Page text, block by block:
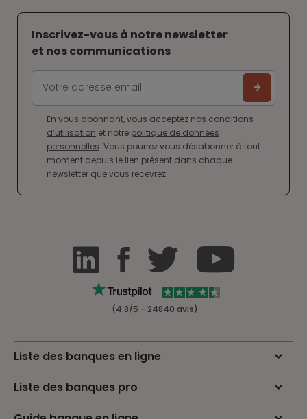
Inscrivez-vous à notre newsletter
et nos communications
En vous abonnant, vous acceptez nos conditions
d’utilisation et notre politique de données
personnelles. Vous pourrez vous désabonner à tout
moment depuis le lien présent dans chaque
newsletter que vous recevrez.
(4.8/5 - 24840 avis)
Liste des banques en ligne
Liste des banques pro